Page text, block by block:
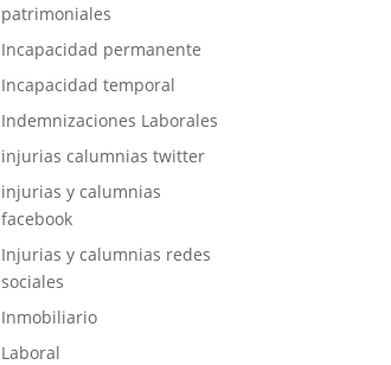
patrimoniales
Incapacidad permanente
Incapacidad temporal
Indemnizaciones Laborales
injurias calumnias twitter
injurias y calumnias
facebook
Injurias y calumnias redes
sociales
Inmobiliario
Laboral